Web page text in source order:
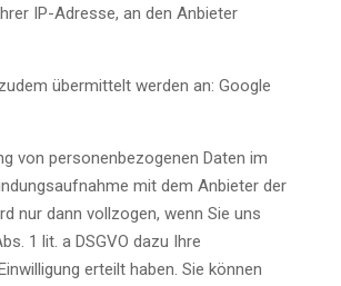
IP-Adresse, an den Anbieter
übermittelt werden an: Google
von personenbezogenen Daten im
mit dem Anbieter der
nur dann vollzogen, wenn Sie uns
1 lit. a DSGVO dazu Ihre
erteilt haben. Sie können